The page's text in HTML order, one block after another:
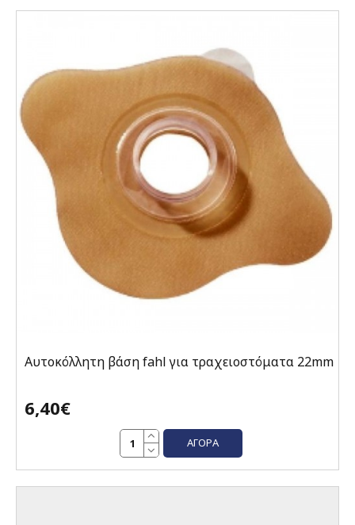
Αυτοκόλλητη βάση fahl για τραχειοστόματα 22mm
6,40€
ΑΓΟΡΆ